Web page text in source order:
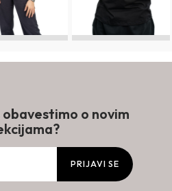
o novim
PRIJAVI SE